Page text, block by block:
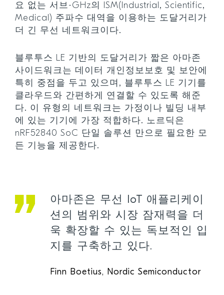
요 없는 서브-GHz의 ISM(Industrial, Scientific,
Medical) 주파수 대역을 이용하는 도달거리가
더 긴 무선 네트워크이다.
블루투스 LE 기반의 도달거리가 짧은 아마존
사이드워크는 데이터 개인정보보호 및 보안에
특히 중점을 두고 있으며, 블루투스 LE 기기를
클라우드와 간편하게 연결할 수 있도록 해준
다. 이 유형의 네트워크는 가정이나 빌딩 내부
에 있는 기기에 가장 적합하다. 노르딕은
nRF52840 SoC 단일 솔루션 만으로 필요한 모
든 기능을 제공한다.
아마존은 무선 IoT 애플리케이
션의 범위와 시장 잠재력을 더
욱 확장할 수 있는 독보적인 입
지를 구축하고 있다.
Finn Boetius, Nordic Semiconductor